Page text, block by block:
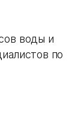
воды и
по